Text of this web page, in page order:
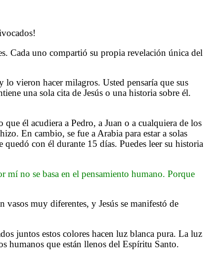
Cada uno compartió su propia revelación única del
lo vieron hacer milagros. Usted pensaría que sus
una sola cita de Jesús o una historia sobre él.
él acudiera a Pedro, a Juan o a cualquiera de los
En cambio, se fue a Arabia para estar a solas
quedó con él durante 15 días. Puedes leer su historia
mí no se basa en el pensamiento humano. Porque
muy diferentes, y Jesús se manifestó de
juntos estos colores hacen luz blanca pura. La luz
humanos que están llenos del Espíritu Santo.